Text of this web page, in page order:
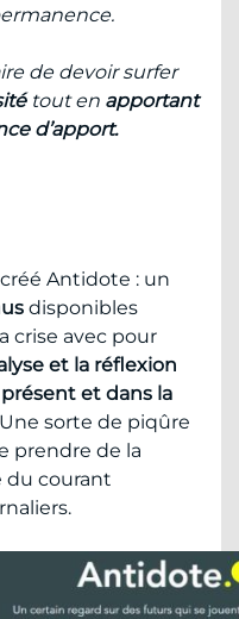
de devoir surfer
tout en apportant
d’apport.
Antidote : un
disponibles
crise avec pour
et la réflexion
et dans la
sorte de piqûre
prendre de la
du courant